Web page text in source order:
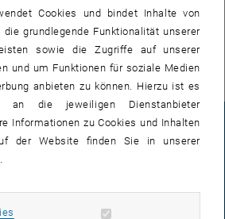
02-1-Forschungsgruppe
undVOM 20. JULI 2026
in der aktuellen Ansicht.
IMPRESSUM
Cookies und bindet Inhalte von
grundlegende Funktionalität unserer
sowie die Zugriffe auf unserer
und um Funktionen für soziale Medien
anbieten zu können. Hierzu ist es
an die jeweiligen Dienstanbieter
Informationen zu Cookies und Inhalten
der Website finden Sie in unserer
.
Erforderliche Cookies zulassen